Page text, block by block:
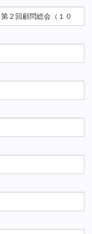
第２回顧問総会（１０